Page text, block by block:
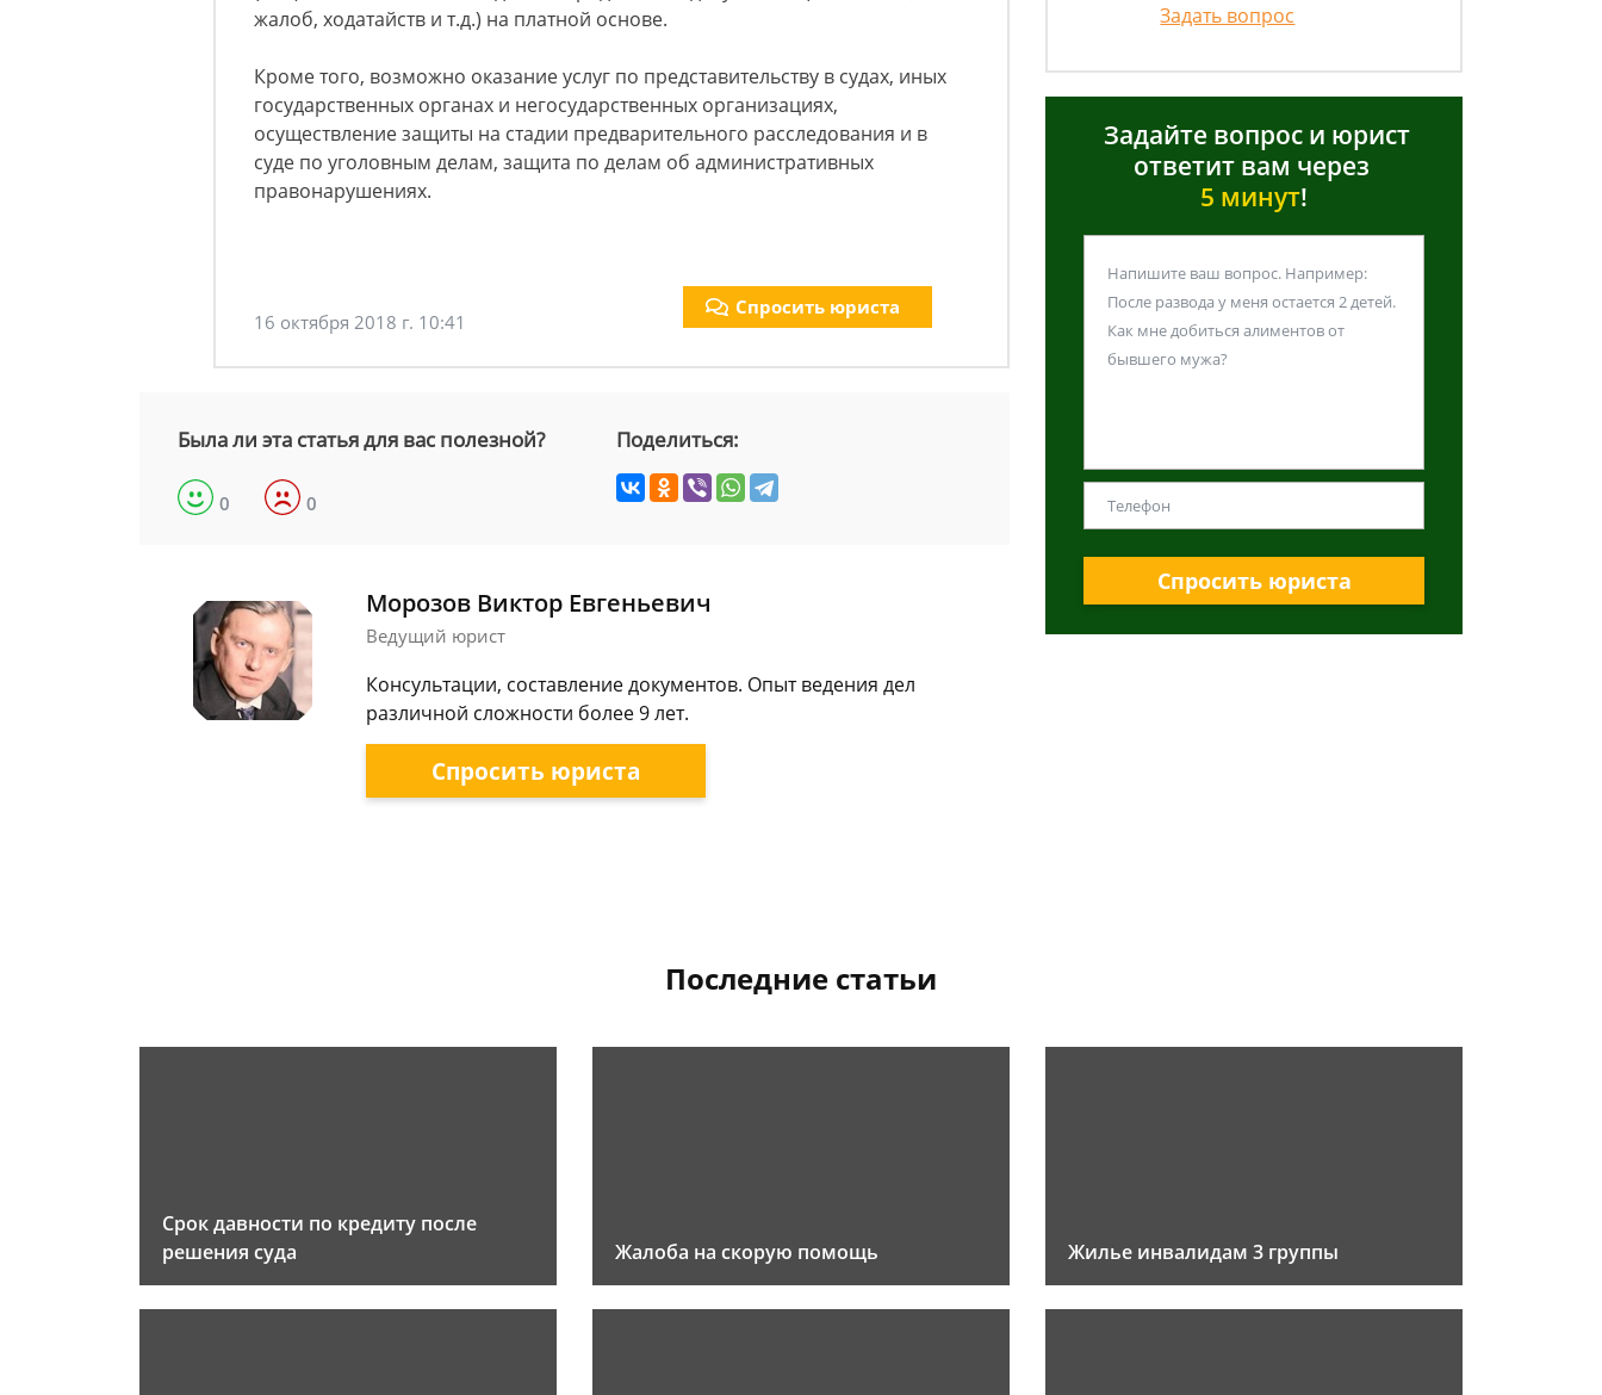
жалоб, ходатайств и т.д.) на платной основе.
Кроме того, возможно оказание услуг по представительству в судах, иных
государственных органах и негосударственных организациях,
осуществление защиты на стадии предварительного расследования и в
суде по уголовным делам, защита по делам об административных
правонарушениях.
16 октября 2018 г. 10:41
Спросить юриста
Была ли эта статья для вас полезной?
0 0
Поделиться:
Морозов Виктор Евгеньевич
Ведущий юрист
Консультации, составление документов. Опыт ведения дел
различной сложности более 9 лет.
Спросить юриста
Задать вопрос
Задайте вопрос и юрист
ответит вам через
5 минут!
Спросить юриста
Последние статьи
Срок давности по кредиту после
решения суда
Жалоба на скорую помощь Жилье инвалидам 3 группы